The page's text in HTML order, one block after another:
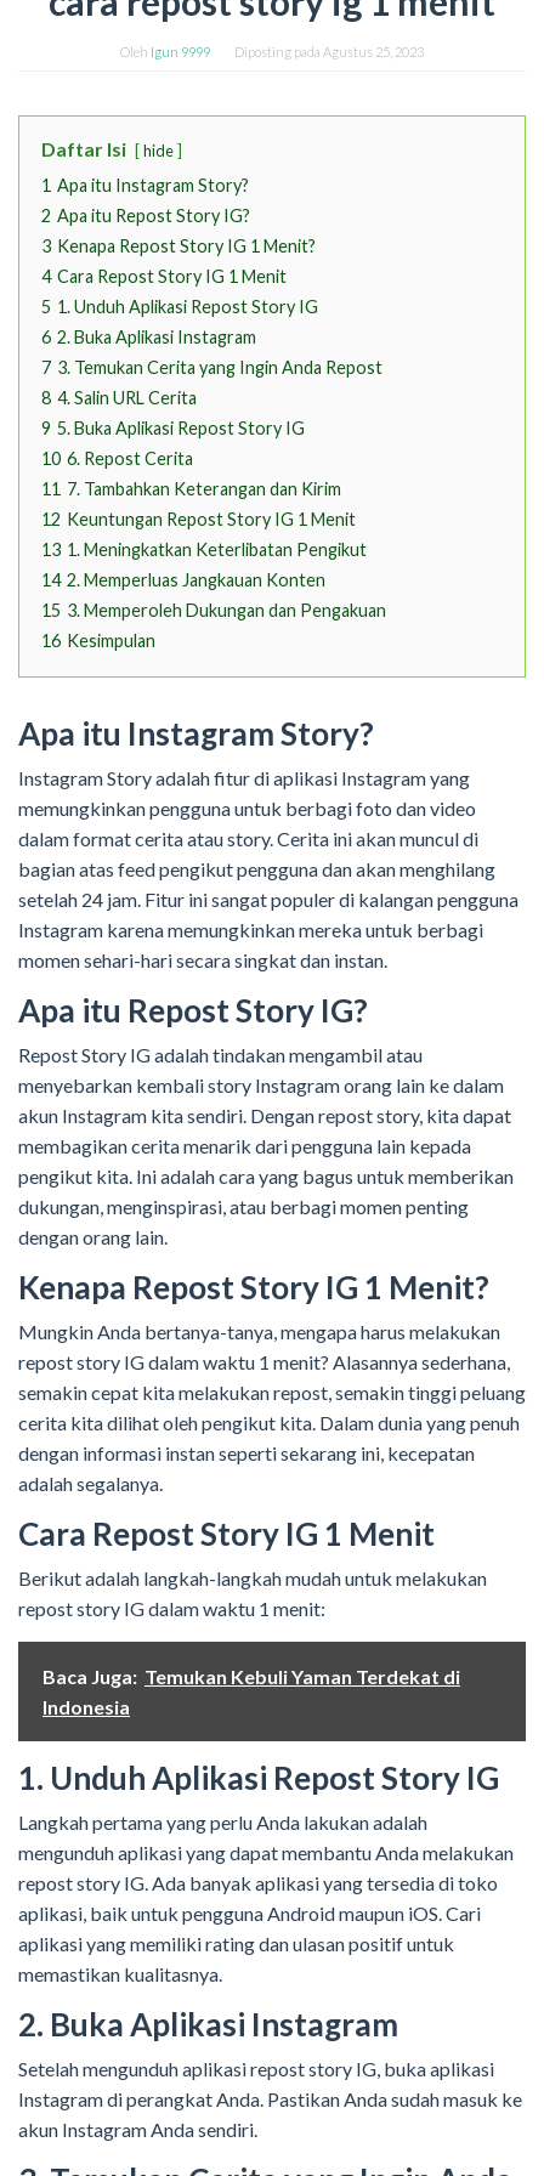
Oleh Igun 9999 Diposting pada Agustus 25, 2023
Daftar Isi hide
1 Apa itu Instagram Story?
2 Apa itu Repost Story IG?
3 Kenapa Repost Story IG 1 Menit?
4 Cara Repost Story IG 1 Menit
5 1. Unduh Aplikasi Repost Story IG
6 2. Buka Aplikasi Instagram
7 3. Temukan Cerita yang Ingin Anda Repost
8 4. Salin URL Cerita
9 5. Buka Aplikasi Repost Story IG
10 6. Repost Cerita
11 7. Tambahkan Keterangan dan Kirim
12 Keuntungan Repost Story IG 1 Menit
13 1. Meningkatkan Keterlibatan Pengikut
14 2. Memperluas Jangkauan Konten
15 3. Memperoleh Dukungan dan Pengakuan
16 Kesimpulan
Apa itu Instagram Story?
Instagram Story adalah fitur di aplikasi Instagram yang
memungkinkan pengguna untuk berbagi foto dan video
dalam format cerita atau story. Cerita ini akan muncul di
bagian atas feed pengikut pengguna dan akan menghilang
setelah 24 jam. Fitur ini sangat populer di kalangan pengguna
Instagram karena memungkinkan mereka untuk berbagi
momen sehari-hari secara singkat dan instan.
Apa itu Repost Story IG?
Repost Story IG adalah tindakan mengambil atau
menyebarkan kembali story Instagram orang lain ke dalam
akun Instagram kita sendiri. Dengan repost story, kita dapat
membagikan cerita menarik dari pengguna lain kepada
pengikut kita. Ini adalah cara yang bagus untuk memberikan
dukungan, menginspirasi, atau berbagi momen penting
dengan orang lain.
Kenapa Repost Story IG 1 Menit?
Mungkin Anda bertanya-tanya, mengapa harus melakukan
repost story IG dalam waktu 1 menit? Alasannya sederhana,
semakin cepat kita melakukan repost, semakin tinggi peluang
cerita kita dilihat oleh pengikut kita. Dalam dunia yang penuh
dengan informasi instan seperti sekarang ini, kecepatan
adalah segalanya.
Cara Repost Story IG 1 Menit
Berikut adalah langkah-langkah mudah untuk melakukan
repost story IG dalam waktu 1 menit:
Baca Juga: Temukan Kebuli Yaman Terdekat di
Indonesia
1. Unduh Aplikasi Repost Story IG
Langkah pertama yang perlu Anda lakukan adalah
mengunduh aplikasi yang dapat membantu Anda melakukan
repost story IG. Ada banyak aplikasi yang tersedia di toko
aplikasi, baik untuk pengguna Android maupun iOS. Cari
aplikasi yang memiliki rating dan ulasan positif untuk
memastikan kualitasnya.
2. Buka Aplikasi Instagram
Setelah mengunduh aplikasi repost story IG, buka aplikasi
Instagram di perangkat Anda. Pastikan Anda sudah masuk ke
akun Instagram Anda sendiri.